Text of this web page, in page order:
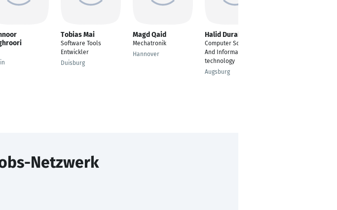
Tobias Mai
Software Tools
Entwickler
Duisburg
Magd Qaid
Mechatronik
Hannover
Halid Durakovic
Computer Science
And Information
technology
Augsburg
Netzwerk